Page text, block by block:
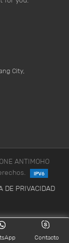
City,
ANTIMOHO
DE PRIVACIDAD
Contacto